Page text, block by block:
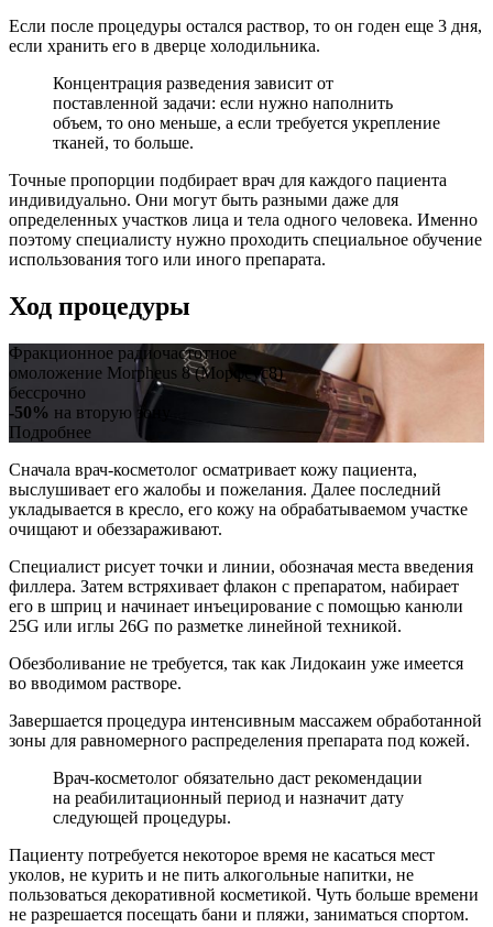
Если после процедуры остался раствор, то он годен еще 3 дня,
если хранить его в дверце холодильника.
Концентрация разведения зависит от
поставленной задачи: если нужно наполнить
объем, то оно меньше, а если требуется укрепление
тканей, то больше.
Точные пропорции подбирает врач для каждого пациента
индивидуально. Они могут быть разными даже для
определенных участков лица и тела одного человека. Именно
поэтому специалисту нужно проходить специальное обучение
использования того или иного препарата.
Ход процедуры
Фракционное радиочастотное
омоложение Morpheus 8 (Морфеус8)
бессрочно
-50% на вторую зону
Подробнее
Сначала врач-косметолог осматривает кожу пациента,
выслушивает его жалобы и пожелания. Далее последний
укладывается в кресло, его кожу на обрабатываемом участке
очищают и обеззараживают.
Специалист рисует точки и линии, обозначая места введения
филлера. Затем встряхивает флакон с препаратом, набирает
его в шприц и начинает инъецирование с помощью канюли
25G или иглы 26G по разметке линейной техникой.
Обезболивание не требуется, так как Лидокаин уже имеется
во вводимом растворе.
Завершается процедура интенсивным массажем обработанной
зоны для равномерного распределения препарата под кожей.
Врач-косметолог обязательно даст рекомендации
на реабилитационный период и назначит дату
следующей процедуры.
Пациенту потребуется некоторое время не касаться мест
уколов, не курить и не пить алкогольные напитки, не
пользоваться декоративной косметикой. Чуть больше времени
не разрешается посещать бани и пляжи, заниматься спортом.